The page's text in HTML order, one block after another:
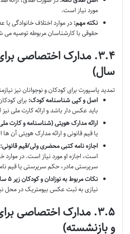
مورد نیاز است.
نکته مهم: در موارد اختلاف خانوادگی
حقوقی با کارشناسان مربوطه توصیه می
سال)
تمدید پاسپورت برای کودکان و نوجوانان نیز
اصل و کپی شناسنامه کودک:
باید عکس دار باشد و ارائه کارت ملی
ارائه مدارک هویتی (شناسنامه و کارت
یا قیم قانونی و ارائه مدارک هویتی آن
اجازه نامه کتبی محضری ولی/قیم قانونی:
است، اجازه او مورد نیاز است. در موارد
سرپرستی مادر، حکم سرپرستی یا قیم
نکات مربوط به نوزادان و کودکان زیر ۵ سال:
نیازی به ثبت عکس بیومتریک در محل
۳.۵. مدارک اختصاصی
و بازنشسته)